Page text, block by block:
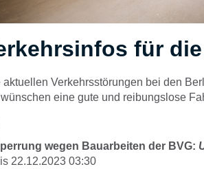
für
aktuellen Verkehrsstörungen bei den
eine gute und reibungslose
wegen Bauarbeiten der BVG:
22.12.2023 03:30